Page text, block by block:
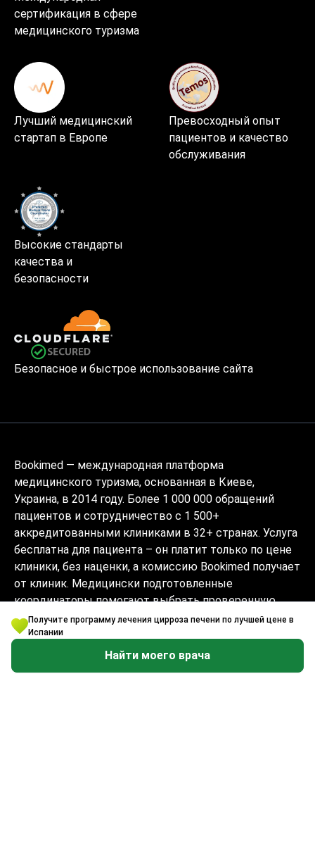
Получите программу лечения цирроза печени по лучшей цене в
Испании
Найти моего врача
сертификация в сфере
медицинского туризма
Лучший медицинский
стартап в Европе
Превосходный опыт
пациентов и качество
обслуживания
Высокие стандарты
качества и
безопасности
Безопасное и быстрое использование сайта
Bookimed — международная платформа
медицинского туризма, основанная в Киеве,
Украина, в 2014 году. Более 1 000 000 обращений
пациентов и сотрудничество с 1 500+
аккредитованными клиниками в 32+ странах. Услуга
бесплатна для пациента – он платит только по цене
клиники, без наценки, а комиссию Bookimed получает
от клиник. Медицински подготовленные
координаторы помогают выбрать проверенную
клинику и врача и сопровождают на каждом этапе
на 10+ языках. Платформа имеет аккредитацию
Global Healthcare Accreditation, ранее была